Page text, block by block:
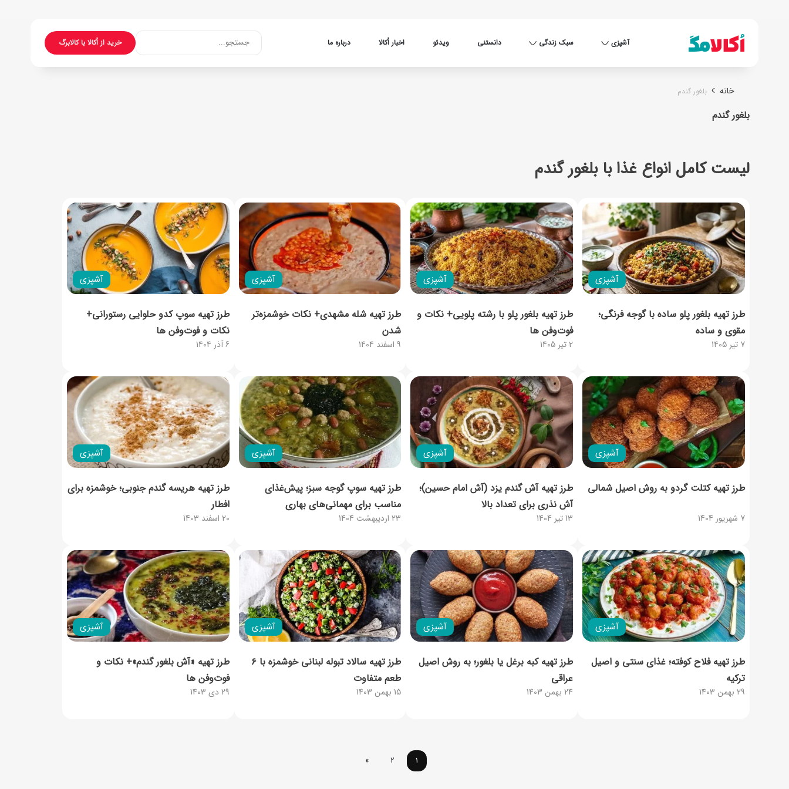
آشپزی سبک زندگی دانستنی ویدئو اخبار اُکالا درباره ما خرید از اُکالا با کالابرگجستجو...
خانه بلغور گندم
بلغور گندم
لیست کامل انواع غذا با بلغور گندم
آشپزی
7 تیر 1405
طرز تهیه بلغور پلو ساده با گوجه فرنگی؛
مقوی و ساده
آشپزی
2 تیر 1405
طرز تهیه بلغور پلو با رشته پلویی+ نکات و
فوت‌و‌فن ها
آشپزی
9 اسفند 1404
طرز تهیه شله مشهدی+ نکات خوشمزه‌تر
شدن
آشپزی
6 آذر 1404
طرز تهیه سوپ کدو حلوایی رستورانی+
نکات و فوت‌و‌فن ها
آشپزی
7 شهریور 1404
طرز تهیه کتلت گردو به روش اصیل شمالی
آشپزی
13 تیر 1404
طرز تهیه آش گندم یزد (آش امام حسین)؛
آش نذری برای تعداد بالا
آشپزی
23 اردیبهشت 1404
طرز تهیه سوپ گوجه‌ سبز؛ پیش‌غذای
مناسب برای مهمانی‌های بهاری
آشپزی
20 اسفند 1403
طرز تهیه هریسه گندم جنوبی؛ خوشمزه برای
افطار
آشپزی
29 بهمن 1403
طرز تهیه فلاح کوفته؛ غذای سنتی و اصیل
ترکیه‌
آشپزی
24 بهمن 1403
طرز تهیه کبه برغل یا بلغور؛ به روش اصیل
عراقی
آشپزی
15 بهمن 1403
طرز تهیه سالاد تبوله لبنانی خوشمزه با ۶
طعم متفاوت
آشپزی
29 دی 1403
طرز تهیه «آش بلغور گندم»+ نکات و
فوت‌وفن ها
1
2
»